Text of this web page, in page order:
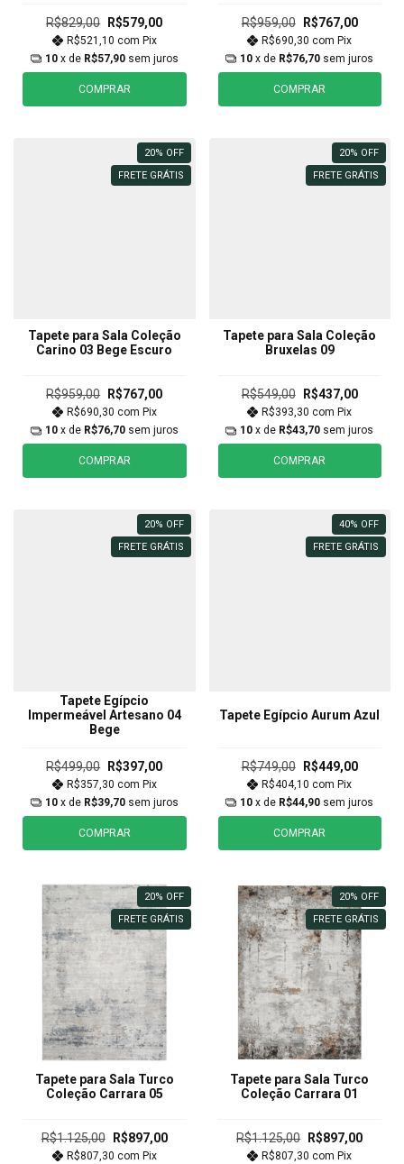
R$829,00 R$579,00
R$521,10 com Pix
10 x de R$57,90 sem juros
COMPRAR
R$959,00 R$767,00
R$690,30com Pix
10 x de R$76,70 sem juros
COMPRAR
20% OFF
FRETE GRÁTIS
Tapete para Sala Coleção
Carino 03 Bege Escuro
R$959,00 R$767,00
R$690,30 com Pix
10 x de R$76,70 sem juros
COMPRAR
20% OFF
FRETE GRÁTIS
Tapete para Sala Coleção
Bruxelas 09
R$549,00 R$437,00
R$393,30com Pix
10 x de R$43,70 sem juros
COMPRAR
20% OFF
FRETE GRÁTIS
Tapete Egípcio
Impermeável Artesano 04
Bege
R$499,00 R$397,00
R$357,30 com Pix
10 x de R$39,70 sem juros
COMPRAR
40% OFF
FRETE GRÁTIS
Tapete Egípcio Aurum Azul
R$749,00 R$449,00
R$404,10com Pix
10 x de R$44,90 sem juros
COMPRAR
20% OFF
FRETE GRÁTIS
Tapete para Sala Turco
Coleção Carrara 05
R$1.125,00 R$897,00
R$807,30 com Pix
20% OFF
FRETE GRÁTIS
Tapete para Sala Turco
Coleção Carrara 01
R$1.125,00 R$897,00
R$807,30com Pix